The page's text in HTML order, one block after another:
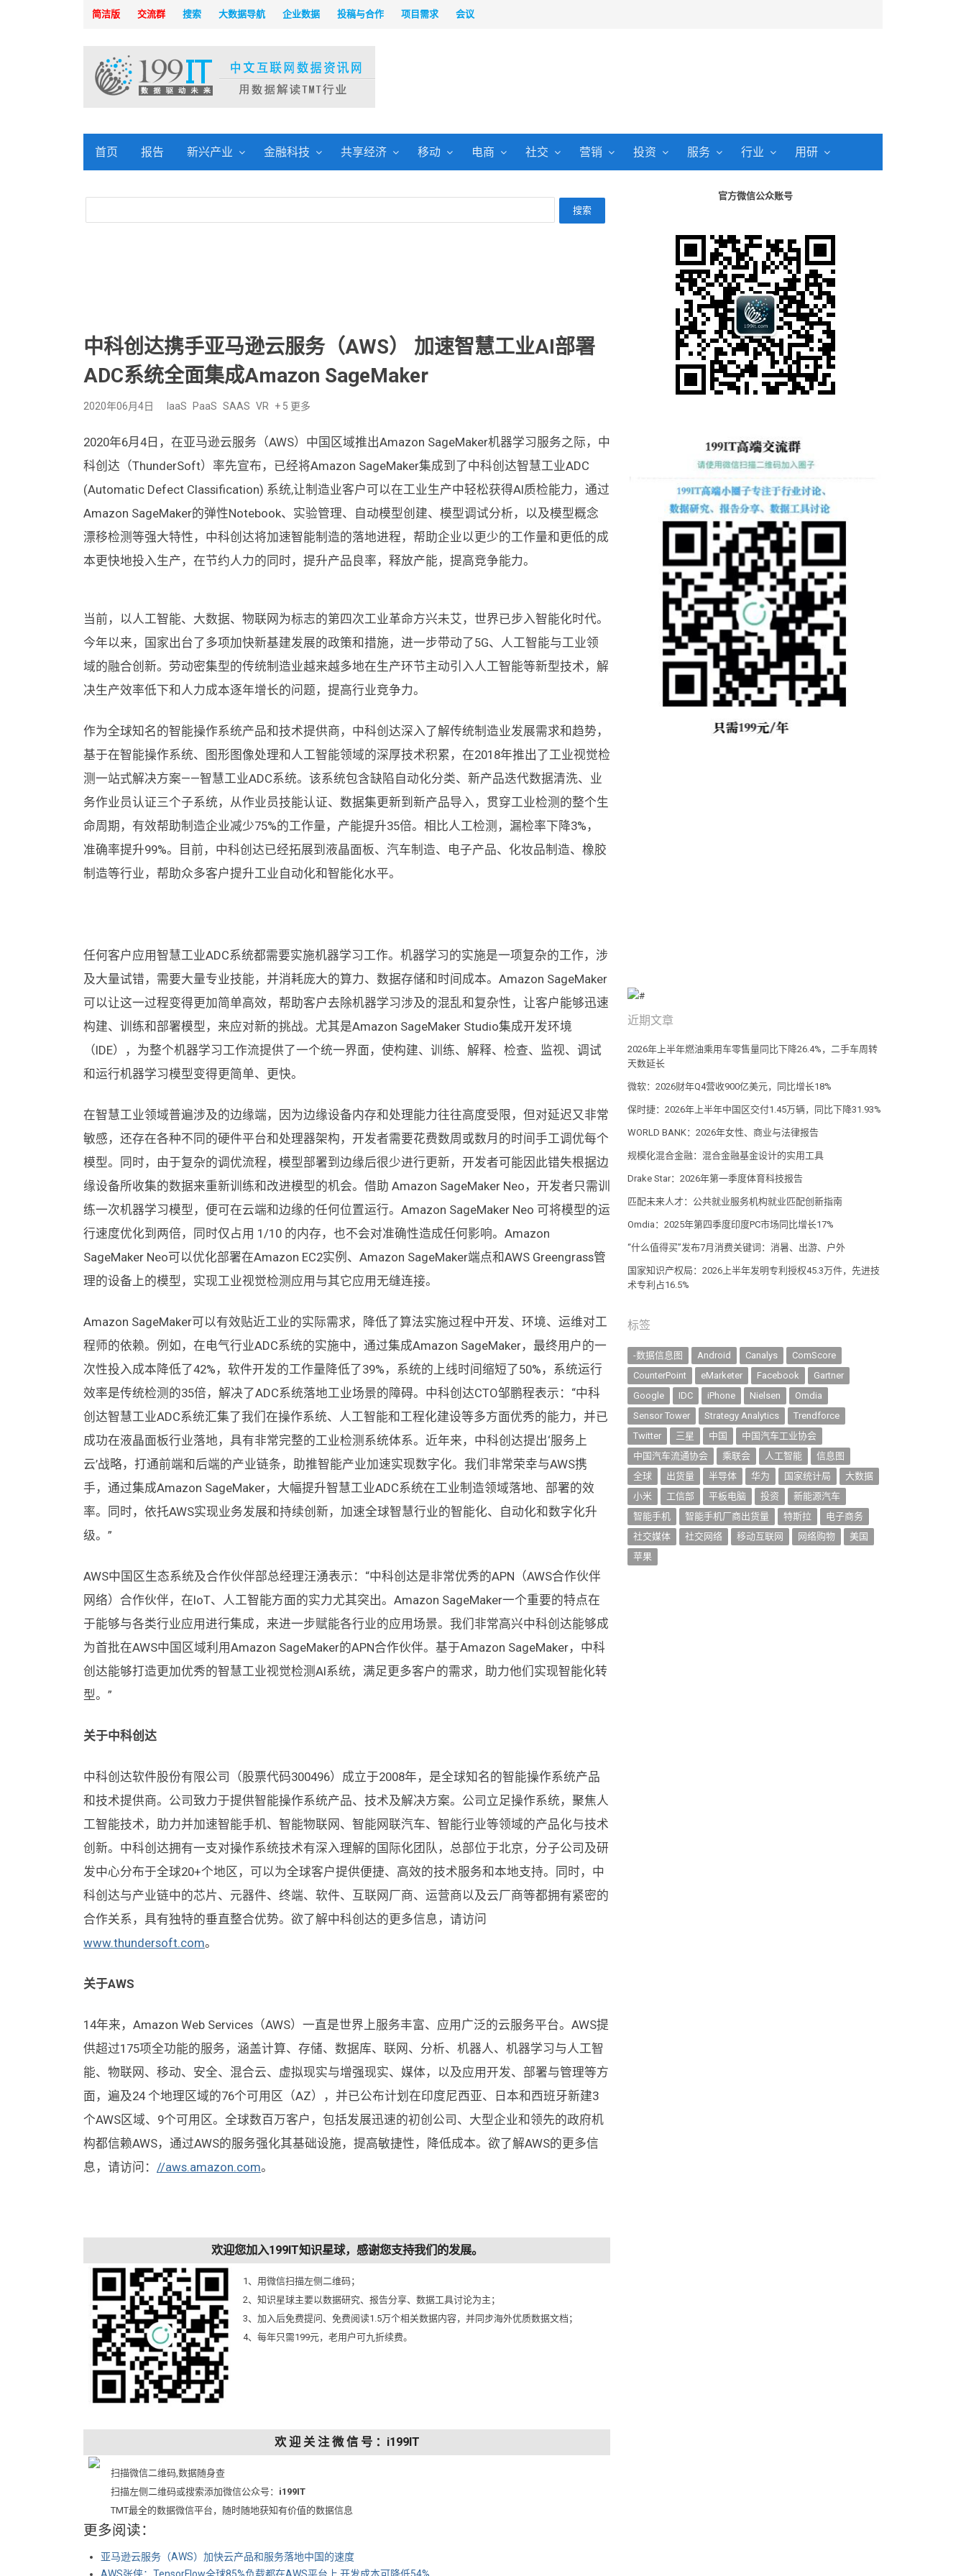
简洁版 交流群 搜索 大数据导航 企业数据 投稿与合作 项目需求 会议
首页 报告 新兴产业 金融科技 共享经济 移动 电商 社交 营销 投资 服务 行业 用研
中科创达携手亚马逊云服务（AWS） 加速智慧工业AI部署
ADC系统全面集成Amazon SageMaker
2020年06月4日 IaaS PaaS SAAS VR + 5 更多
2020年6月4日，在亚马逊云服务（AWS）中国区域推出Amazon SageMaker机器学习服务之际，中
科创达（ThunderSoft）率先宣布，已经将Amazon SageMaker集成到了中科创达智慧工业ADC
(Automatic Defect Classification) 系统,让制造业客户可以在工业生产中轻松获得AI质检能力，通过
Amazon SageMaker的弹性Notebook、实验管理、自动模型创建、模型调试分析，以及模型概念
漂移检测等强大特性，中科创达将加速智能制造的落地进程，帮助企业以更少的工作量和更低的成
本更快地投入生产，在节约人力的同时，提升产品良率，释放产能，提高竞争能力。
当前，以人工智能、大数据、物联网为标志的第四次工业革命方兴未艾，世界已步入智能化时代。
今年以来，国家出台了多项加快新基建发展的政策和措施，进一步带动了5G、人工智能与工业领
域的融合创新。劳动密集型的传统制造业越来越多地在生产环节主动引入人工智能等新型技术，解
决生产效率低下和人力成本逐年增长的问题，提高行业竞争力。
作为全球知名的智能操作系统产品和技术提供商，中科创达深入了解传统制造业发展需求和趋势，
基于在智能操作系统、图形图像处理和人工智能领域的深厚技术积累，在2018年推出了工业视觉检
测一站式解决方案——智慧工业ADC系统。该系统包含缺陷自动化分类、新产品迭代数据清洗、业
务作业员认证三个子系统，从作业员技能认证、数据集更新到新产品导入，贯穿工业检测的整个生
命周期，有效帮助制造企业减少75%的工作量，产能提升35倍。相比人工检测，漏检率下降3%，
准确率提升99%。目前，中科创达已经拓展到液晶面板、汽车制造、电子产品、化妆品制造、橡胶
制造等行业，帮助众多客户提升工业自动化和智能化水平。
任何客户应用智慧工业ADC系统都需要实施机器学习工作。机器学习的实施是一项复杂的工作，涉
及大量试错，需要大量专业技能，并消耗庞大的算力、数据存储和时间成本。Amazon SageMaker
可以让这一过程变得更加简单高效，帮助客户去除机器学习涉及的混乱和复杂性，让客户能够迅速
构建、训练和部署模型，来应对新的挑战。尤其是Amazon SageMaker Studio集成开发环境
（IDE），为整个机器学习工作流提供了一个统一界面，使构建、训练、解释、检查、监视、调试
和运行机器学习模型变得更简单、更快。
在智慧工业领域普遍涉及的边缘端，因为边缘设备内存和处理能力往往高度受限，但对延迟又非常
敏感，还存在各种不同的硬件平台和处理器架构，开发者需要花费数周或数月的时间手工调优每个
模型。同时，由于复杂的调优流程，模型部署到边缘后很少进行更新，开发者可能因此错失根据边
缘设备所收集的数据来重新训练和改进模型的机会。借助 Amazon SageMaker Neo，开发者只需训
练一次机器学习模型，便可在云端和边缘的任何位置运行。Amazon SageMaker Neo 可将模型的运
行速度优化到两倍，同时仅占用 1/10 的内存，也不会对准确性造成任何影响。Amazon
SageMaker Neo可以优化部署在Amazon EC2实例、Amazon SageMaker端点和AWS Greengrass管
理的设备上的模型，实现工业视觉检测应用与其它应用无缝连接。
Amazon SageMaker可以有效贴近工业的实际需求，降低了算法实施过程中开发、环境、运维对工
程师的依赖。例如，在电气行业ADC系统的实施中，通过集成Amazon SageMaker，最终用户的一
次性投入成本降低了42%，软件开发的工作量降低了39%，系统的上线时间缩短了50%，系统运行
效率是传统检测的35倍，解决了ADC系统落地工业场景的障碍。中科创达CTO邹鹏程表示：“中科
创达智慧工业ADC系统汇集了我们在操作系统、人工智能和工程化建设等多方面优秀的能力，并已
成功在液晶面板行业落地，具有非常完整的工业检测系统体系。近年来，中科创达提出‘服务上
云’战略，打通前端和后端的产业链条，助推智能产业加速实现数字化。我们非常荣幸与AWS携
手，通过集成Amazon SageMaker，大幅提升智慧工业ADC系统在工业制造领域落地、部署的效
率。同时，依托AWS实现业务发展和持续创新，加速全球智慧行业的智能化、自动化和数字化升
级。”
AWS中国区生态系统及合作伙伴部总经理汪湧表示：“中科创达是非常优秀的APN（AWS合作伙伴
网络）合作伙伴，在IoT、人工智能方面的实力尤其突出。Amazon SageMaker一个重要的特点在
于能够与各类行业应用进行集成，来进一步赋能各行业的应用场景。我们非常高兴中科创达能够成
为首批在AWS中国区域利用Amazon SageMaker的APN合作伙伴。基于Amazon SageMaker，中科
创达能够打造更加优秀的智慧工业视觉检测AI系统，满足更多客户的需求，助力他们实现智能化转
型。”
关于中科创达
中科创达软件股份有限公司（股票代码300496）成立于2008年，是全球知名的智能操作系统产品
和技术提供商。公司致力于提供智能操作系统产品、技术及解决方案。公司立足操作系统，聚焦人
工智能技术，助力并加速智能手机、智能物联网、智能网联汽车、智能行业等领域的产品化与技术
创新。中科创达拥有一支对操作系统技术有深入理解的国际化团队，总部位于北京，分子公司及研
发中心分布于全球20+个地区，可以为全球客户提供便捷、高效的技术服务和本地支持。同时，中
科创达与产业链中的芯片、元器件、终端、软件、互联网厂商、运营商以及云厂商等都拥有紧密的
合作关系，具有独特的垂直整合优势。欲了解中科创达的更多信息，请访问
www.thundersoft.com。
关于AWS
14年来，Amazon Web Services（AWS）一直是世界上服务丰富、应用广泛的云服务平台。AWS提
供超过175项全功能的服务，涵盖计算、存储、数据库、联网、分析、机器人、机器学习与人工智
能、物联网、移动、安全、混合云、虚拟现实与增强现实、媒体，以及应用开发、部署与管理等方
面，遍及24 个地理区域的76个可用区（AZ），并已公布计划在印度尼西亚、日本和西班牙新建3
个AWS区域、9个可用区。全球数百万客户，包括发展迅速的初创公司、大型企业和领先的政府机
构都信赖AWS，通过AWS的服务强化其基础设施，提高敏捷性，降低成本。欲了解AWS的更多信
息，请访问： //aws.amazon.com。
欢迎您加入199IT知识星球，感谢您支持我们的发展。
1、用微信扫描左侧二维码；
2、知识星球主要以数据研究、报告分享、数据工具讨论为主；
3、加入后免费提问、免费阅读1.5万个相关数据内容，并同步海外优质数据文档；
4、每年只需199元，老用户可九折续费。
欢 迎 关 注 微 信 号 ：i199IT
扫描微信二维码,数据随身查
扫描左侧二维码或搜索添加微信公众号： i199IT
TMT最全的数据微信平台，随时随地获知有价值的数据信息
更多阅读：
亚马逊云服务（AWS）加快云产品和服务落地中国的速度
官方微信公众账号
近期文章
2026年上半年燃油乘用车零售量同比下降26.4%，二手车周转
天数延长
微软：2026财年Q4营收900亿美元，同比增长18%
保时捷：2026年上半年中国区交付1.45万辆，同比下降31.93%
WORLD BANK：2026年女性、商业与法律报告
规模化混合金融：混合金融基金设计的实用工具
Drake Star：2026年第一季度体育科技报告
匹配未来人才：公共就业服务机构就业匹配创新指南
Omdia：2025年第四季度印度PC市场同比增长17%
“什么值得买”发布7月消费关键词：消暑、出游、户外
国家知识产权局：2026上半年发明专利授权45.3万件，先进技
术专利占16.5%
标签
-数据信息图 Android Canalys
ComScore
CounterPoint
eMarketer Facebook
Gartner
Google
IDC iPhone Nielsen
Omdia
Sensor Tower
Strategy Analytics
Trendforce
Twitter
三星 中国
中国汽车工业协会
中国汽车流通协会
乘联会 人工智能
信息图
全球
出货量 半导体 华为 国家统计局
大数据
小米
工信部 平板电脑 投资
新能源汽车
智能手机
智能手机厂商出货量 特斯拉
电子商务
社交媒体
社交网络 移动互联网 网络购物
美国
苹果